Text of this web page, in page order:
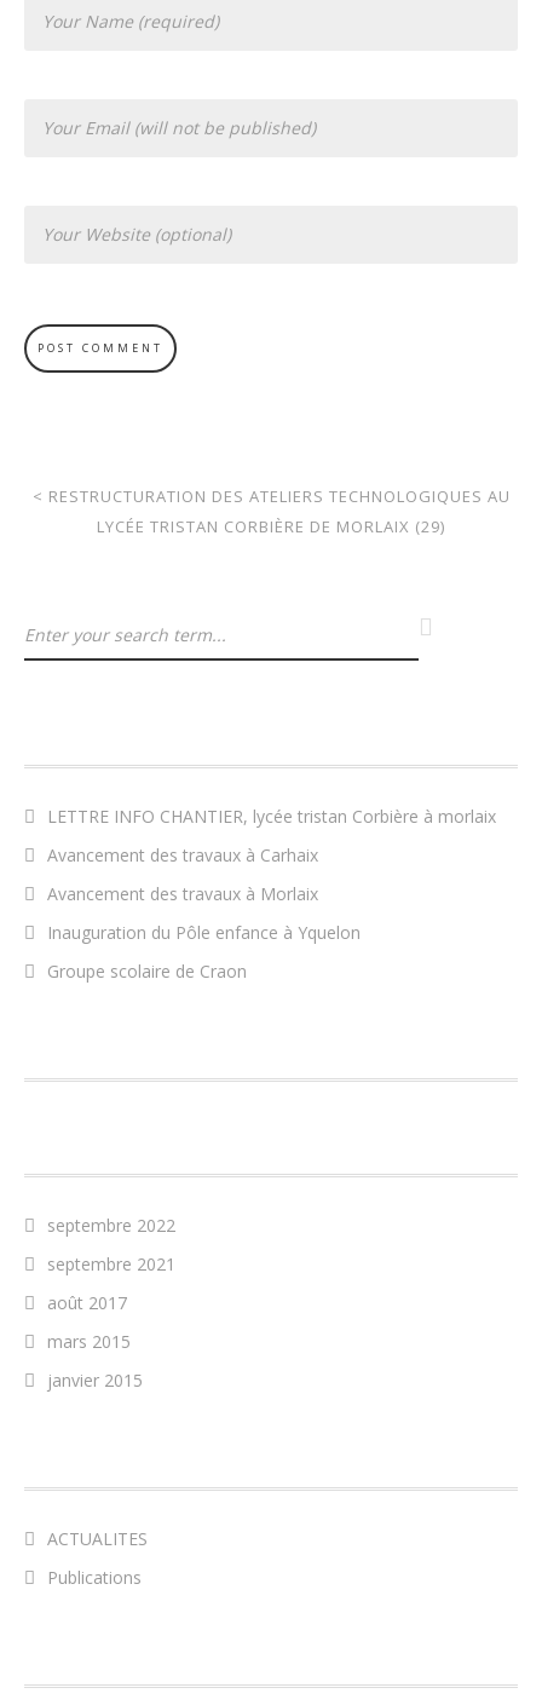
< RESTRUCTURATION DES ATELIERS TECHNOLOGIQUES AU
LYCÉE TRISTAN CORBIÈRE DE MORLAIX (29)
LETTRE INFO CHANTIER, lycée tristan Corbière à morlaix
Avancement des travaux à Carhaix
Avancement des travaux à Morlaix
Inauguration du Pôle enfance à Yquelon
Groupe scolaire de Craon
septembre 2022
septembre 2021
août 2017
mars 2015
janvier 2015
ACTUALITES
Publications